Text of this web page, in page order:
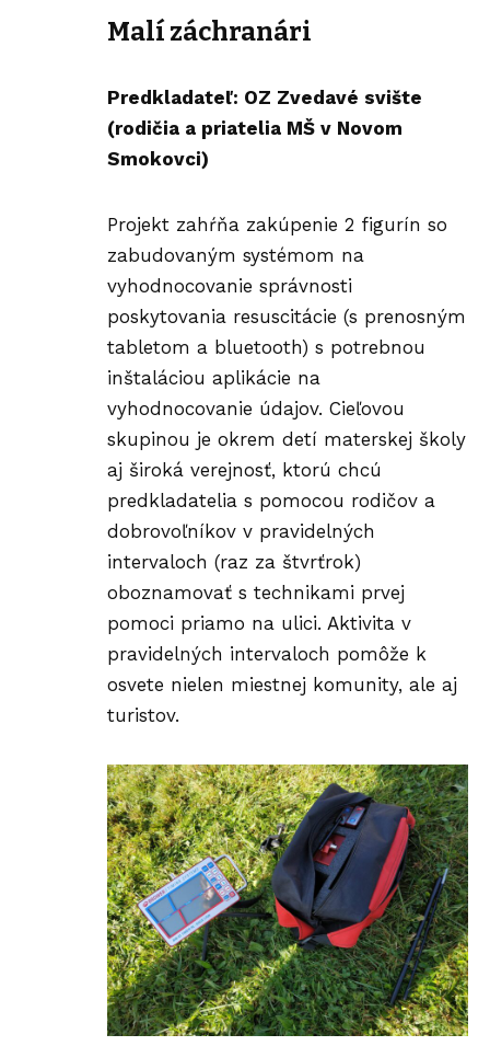
Malí záchranári
Predkladateľ: OZ Zvedavé svište
(rodičia a priatelia MŠ v Novom
Smokovci)
Projekt zahŕňa zakúpenie 2 figurín so
zabudovaným systémom na
vyhodnocovanie správnosti
poskytovania resuscitácie (s prenosným
tabletom a bluetooth) s potrebnou
inštaláciou aplikácie na
vyhodnocovanie údajov. Cieľovou
skupinou je okrem detí materskej školy
aj široká verejnosť, ktorú chcú
predkladatelia s pomocou rodičov a
dobrovoľníkov v pravidelných
intervaloch (raz za štvrťrok)
oboznamovať s technikami prvej
pomoci priamo na ulici. Aktivita v
pravidelných intervaloch pomôže k
osvete nielen miestnej komunity, ale aj
turistov.